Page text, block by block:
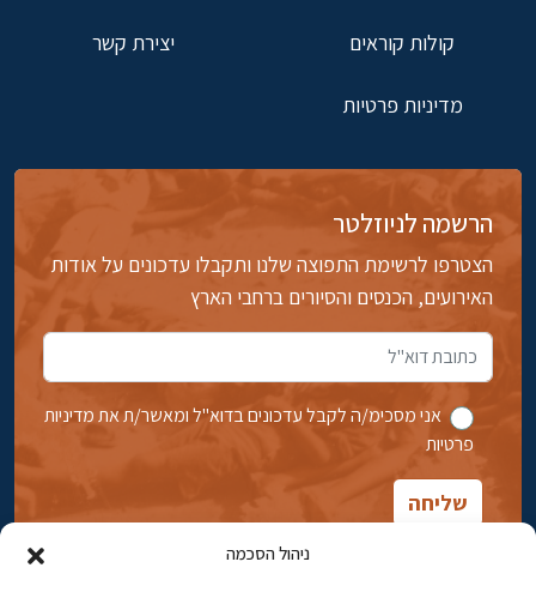
ניהול הסכמה
קולות קוראים יצירת קשר
מדיניות פרטיות
הרשמה לניוזלטר
הצטרפו לרשימת התפוצה שלנו ותקבלו עדכונים על אודות
האירועים, הכנסים והסיורים ברחבי הארץ
אני מסכימ/ה לקבל עדכונים בדוא''ל ומאשר/ת את מדיניות
פרטיות